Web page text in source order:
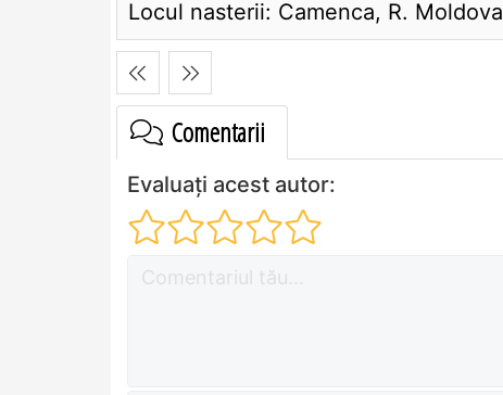
Locul nasterii: Camenca, R. Moldova
Comentarii
Evaluați acest autor: